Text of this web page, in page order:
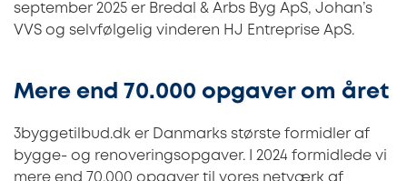
september 2025 er Bredal & Arbs Byg ApS, Johan’s
VVS og selvfølgelig vinderen HJ Entreprise ApS.
Mere end 70.000 opgaver om året
3byggetilbud.dk er Danmarks største formidler af
bygge- og renoveringsopgaver. I 2024 formidlede vi
mere end 70.000 opgaver til vores netværk af